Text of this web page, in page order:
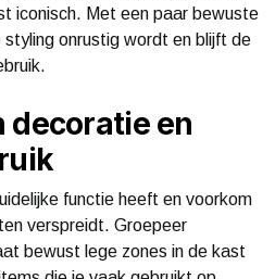
iconisch. Met een paar bewuste
onrustig wordt en blijft de
decoratie en
functie heeft en voorkom
verspreidt. Groepeer
bewust lege zones in de kast